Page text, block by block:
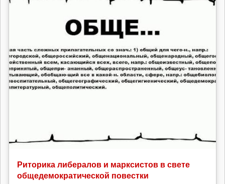
Риторика либералов и марксистов в свете
общедемократической повестки